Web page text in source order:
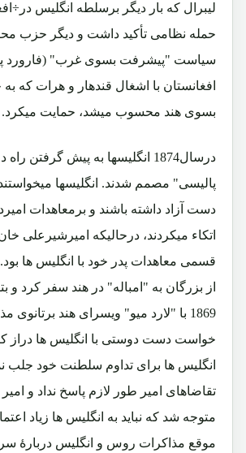
لیبرال که بار دیگر برسلطه انگلیس
حمله نظامی تأکید داشت و دیگر حزب
سیاست "پیشرفت بسوی غرب" (فارورد
افغانستان با اشغال قندهار و هرات که
بسوی هند محسوب میشد، حمایت میکرد.
درسال1874 انگلیسها به پیش گرفتن
پالیسی" مصمم شدند. انگلیسها
دست آزاد داشته باشند و برمعاهدات
اتکاء میکردند، درحالیکه امیرشیرعلی
قسمی معاهدات پدر خود با انگلیس ها بود.
1869 با "لارد میو" ویسرای هند برتانوی
خواست دست دوستی با انگلیس ها دراز
انگلیس ها برای تداوم سلطنت خود جلب
تقاضاهای امیر طور لازم پاسخ نداد و
متوجه شد که نباید به انگلیس ها زیاد
موقع مذاکرات روس و انگلیس دربارۀ